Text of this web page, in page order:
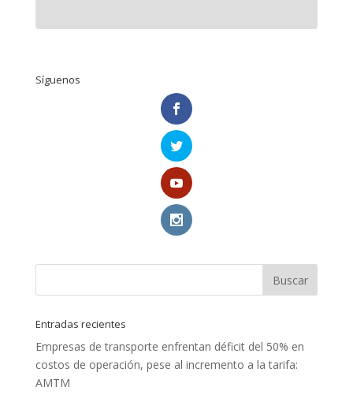
Síguenos
Entradas recientes
Empresas de transporte enfrentan déficit del 50% en
costos de operación, pese al incremento a la tarifa:
AMTM